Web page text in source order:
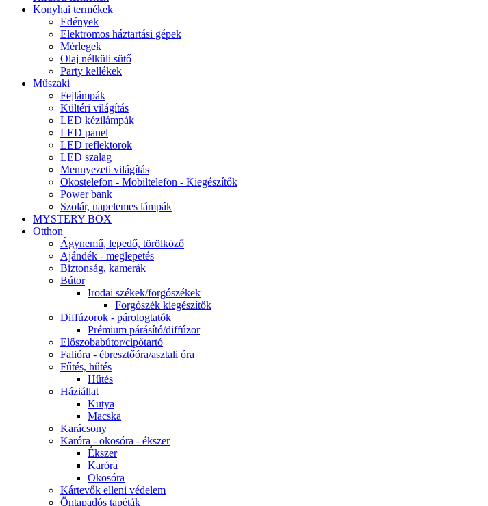
Konyhai termékek
Edények
Elektromos háztartási gépek
Mérlegek
Olaj nélküli sütő
Party kellékek
Műszaki
Fejlámpák
Kültéri világítás
LED kézilámpák
LED panel
LED reflektorok
LED szalag
Mennyezeti világítás
Okostelefon - Mobiltelefon - Kiegészítők
Power bank
Szolár, napelemes lámpák
MYSTERY BOX
Otthon
Ágynemű, lepedő, törölköző
Ajándék - meglepetés
Biztonság, kamerák
Bútor
Irodai székek/forgószékek
Forgószék kiegészítők
Diffúzorok - párologtatók
Prémium párásító/diffúzor
Előszobabútor/cipőtartó
Falióra - ébresztőóra/asztali óra
Fűtés, hűtés
Hűtés
Háziállat
Kutya
Macska
Karácsony
Karóra - okosóra - ékszer
Ékszer
Karóra
Okosóra
Kártevők elleni védelem
Öntapadós tapéták